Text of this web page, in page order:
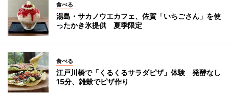
食べる
湯島・サカノウエカフェ、佐賀「いちごさん」を使
ったかき氷提供 夏季限定
食べる
江戸川橋で「くるくるサラダピザ」体験 発酵なし
15分、雑穀でピザ作り